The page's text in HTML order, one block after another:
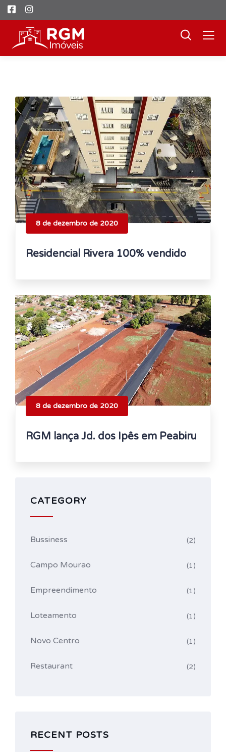
8 de dezembro de 2020
Residencial Rivera 100% vendido
8 de dezembro de 2020
RGM lança Jd. dos Ipês em Peabiru
CATEGORY
Bussiness (2)
Campo Mourao (1)
Empreendimento (1)
Loteamento (1)
Novo Centro (1)
Restaurant (2)
RECENT POSTS